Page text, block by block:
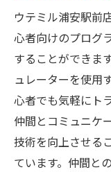
基礎力
着実に技
基礎か
初心者で
ウテミル浦安駅前
心者向けのプログ
することができま
ュレーターを使用
心者でも気軽にト
仲間とコミュニケ
技術を向上させる
ています。仲間と